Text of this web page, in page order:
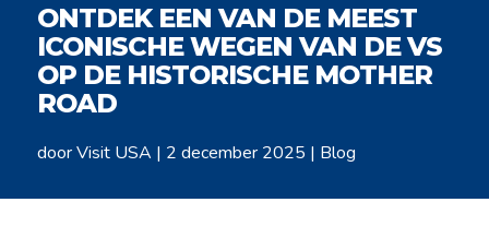
ONTDEK EEN VAN DE MEEST
ICONISCHE WEGEN VAN DE VS
OP DE HISTORISCHE MOTHER
ROAD
doorVisit USA | 2 december 2025 | Blog